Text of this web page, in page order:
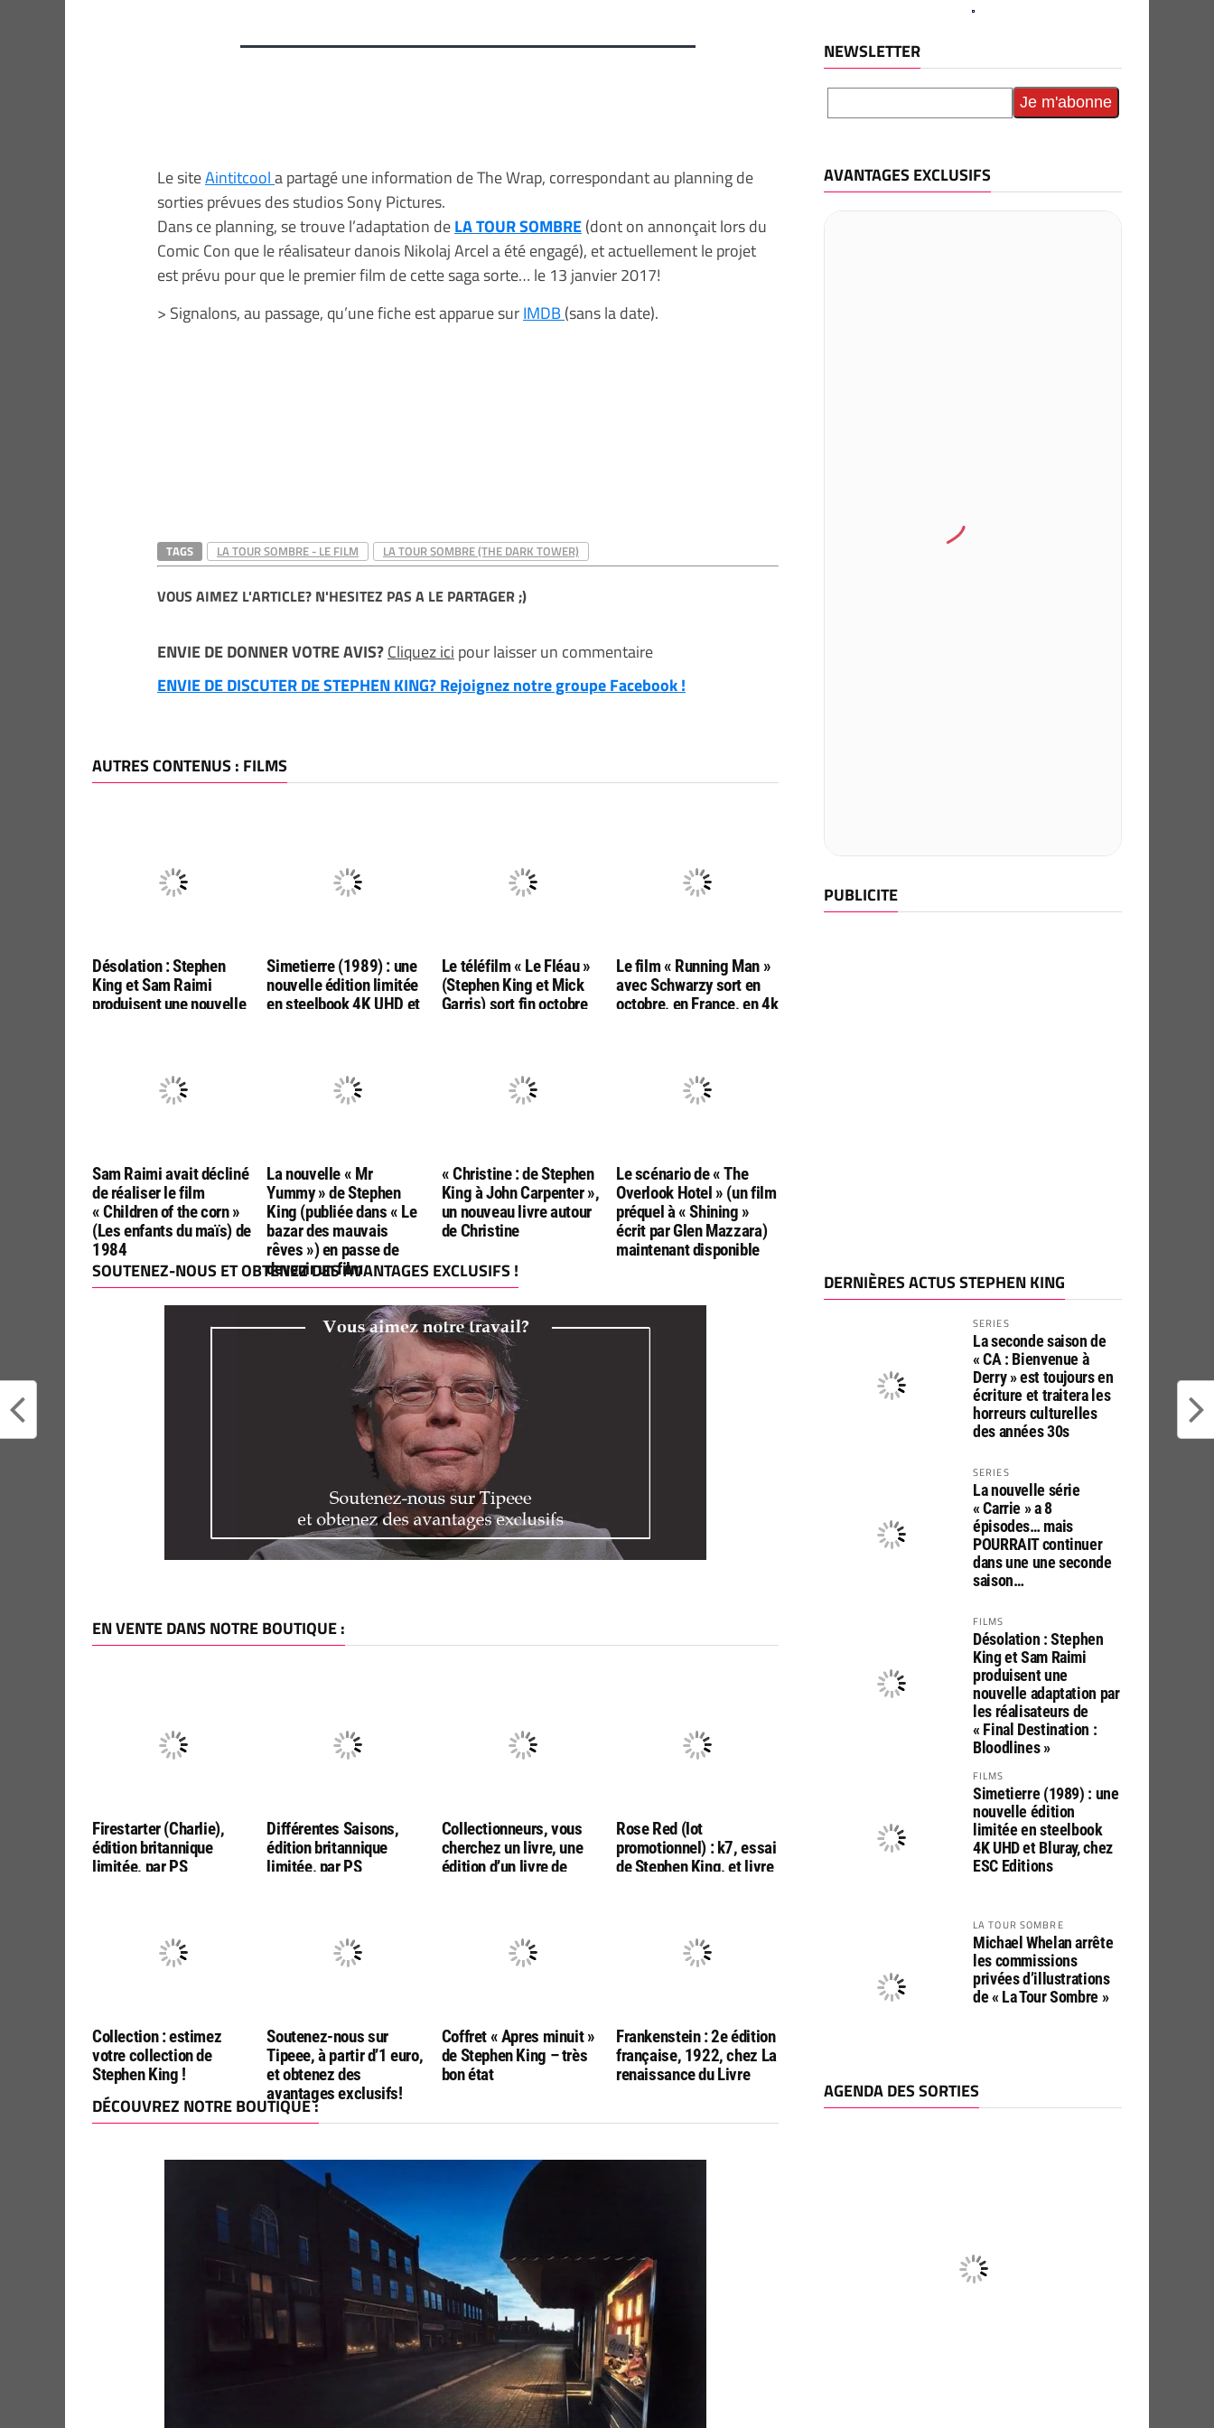
Le siteAintitcoola partagé une information de The Wrap, correspondant au planning de
sorties prévues des studios Sony Pictures.
Dans ce planning, se trouve l’adaptation deLA TOUR SOMBRE(dont on annonçait lors du
Comic Con que le réalisateur danois Nikolaj Arcel a été engagé), et actuellement le projet
est prévu pour que le premier film de cette saga sorte… le 13 janvier 2017!
> Signalons, au passage, qu’une fiche est apparue surIMDB(sans la date).
TAGS LA TOUR SOMBRE - LE FILM LA TOUR SOMBRE (THE DARK TOWER)
VOUS AIMEZ L'ARTICLE? N'HESITEZ PAS A LE PARTAGER ;)
ENVIE DE DONNER VOTRE AVIS?Cliquez ici pour laisser un commentaire
ENVIE DE DISCUTER DE STEPHEN KING? Rejoignez notre groupe Facebook !
AUTRES CONTENUS : FILMS
Désolation : Stephen
King et Sam Raimi
produisent une nouvelle
Bloodlines »
Simetierre (1989) : une
nouvelle édition limitée
en steelbook 4K UHD et
Le téléfilm « Le Fléau »
(Stephen King et Mick
Garris) sort fin octobre
Le film « Running Man »
avec Schwarzy sort en
octobre, en France, en 4k
Sam Raimi avait décliné
de réaliser le film
« Children of the corn »
(Les enfants du maïs) de
1984
La nouvelle « Mr
Yummy » de Stephen
King (publiée dans « Le
bazar des mauvais
rêves ») en passe de
devenir un film
« Christine : de Stephen
King à John Carpenter »,
un nouveau livre autour
de Christine
Le scénario de « The
Overlook Hotel » (un film
préquel à « Shining »
écrit par Glen Mazzara)
maintenant disponible
SOUTENEZ-NOUS ET OBTENEZ DES AVANTAGES EXCLUSIFS !
EN VENTE DANS NOTRE BOUTIQUE :
Firestarter (Charlie),
édition britannique
limitée, par PS
Différentes Saisons,
édition britannique
limitée, par PS
Collectionneurs, vous
cherchez un livre, une
édition d’un livre de
Rose Red (lot
promotionnel) : k7, essai
de Stephen King, et livre
Collection : estimez
votre collection de
Stephen King !
Soutenez-nous sur
Tipeee, à partir d’1 euro,
et obtenez des
avantages exclusifs!
Coffret « Apres minuit »
de Stephen King – très
bon état
Frankenstein : 2e édition
française, 1922, chez La
renaissance du Livre
DÉCOUVREZ NOTRE BOUTIQUE :
NEWSLETTER
AVANTAGES EXCLUSIFS
PUBLICITE
DERNIÈRES ACTUS STEPHEN KING
SERIES
La seconde saison de
« CA : Bienvenue à
Derry » est toujours en
écriture et traitera les
horreurs culturelles
des années 30s
SERIES
La nouvelle série
« Carrie » a 8
épisodes… mais
POURRAIT continuer
dans une une seconde
saison…
FILMS
Désolation : Stephen
King et Sam Raimi
produisent une
nouvelle adaptation par
les réalisateurs de
« Final Destination :
Bloodlines »
FILMS
Simetierre (1989) : une
nouvelle édition
limitée en steelbook
4K UHD et Bluray, chez
ESC Editions
LA TOUR SOMBRE
Michael Whelan arrête
les commissions
privées d’illustrations
de « La Tour Sombre »
AGENDA DES SORTIES